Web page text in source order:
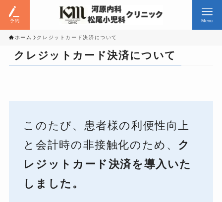
予約 Menu
ホーム クレジットカード決済について
クレジットカード決済について
このたび、患者様の利便性向上
と会計時の非接触化のため、 ク
レジットカード決済を導入いた
しました。